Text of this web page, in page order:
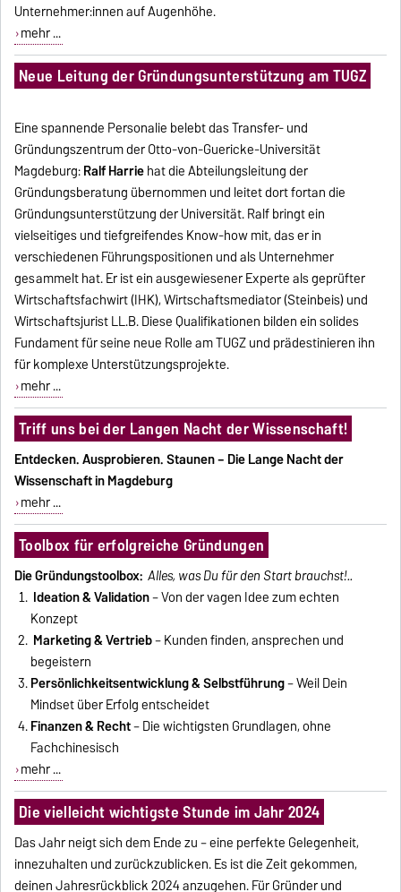
Unternehmer:innen auf Augenhöhe.
mehr ...
Neue Leitung der Gründungsunterstützung am TUGZ
Eine spannende Personalie belebt das Transfer- und
Gründungszentrum der Otto-von-Guericke-Universität
Magdeburg:Ralf Harriehat die Abteilungsleitung der
Gründungsberatung übernommen und leitet dort fortan die
Gründungsunterstützung der Universität. Ralf bringt ein
vielseitiges und tiefgreifendes Know-how mit, das er in
verschiedenen Führungspositionen und als Unternehmer
gesammelt hat. Er ist ein ausgewiesener Experte als geprüfter
Wirtschaftsfachwirt (IHK), Wirtschaftsmediator (Steinbeis) und
Wirtschaftsjurist LL.B. Diese Qualifikationen bilden ein solides
Fundament für seine neue Rolle am TUGZ und prädestinieren ihn
für komplexe Unterstützungsprojekte.
mehr ...
Triff uns bei der Langen Nacht der Wissenschaft!
Entdecken. Ausprobieren. Staunen – Die Lange Nacht der
Wissenschaft in Magdeburg
mehr ...
Toolbox für erfolgreiche Gründungen
Die Gründungstoolbox: Alles, was Du für den Start brauchst!..
Ideation & Validation– Von der vagen Idee zum echten
Konzept
Marketing & Vertrieb– Kunden finden, ansprechen und
begeistern
Persönlichkeitsentwicklung & Selbstführung– Weil Dein
Mindset über Erfolg entscheidet
Finanzen & Recht– Die wichtigsten Grundlagen, ohne
Fachchinesisch
mehr ...
Die vielleicht wichtigste Stunde im Jahr 2024
Das Jahr neigt sich dem Ende zu – eine perfekte Gelegenheit,
innezuhalten und zurückzublicken. Es ist die Zeit gekommen,
deinen Jahresrückblick 2024 anzugehen. Für Gründer und